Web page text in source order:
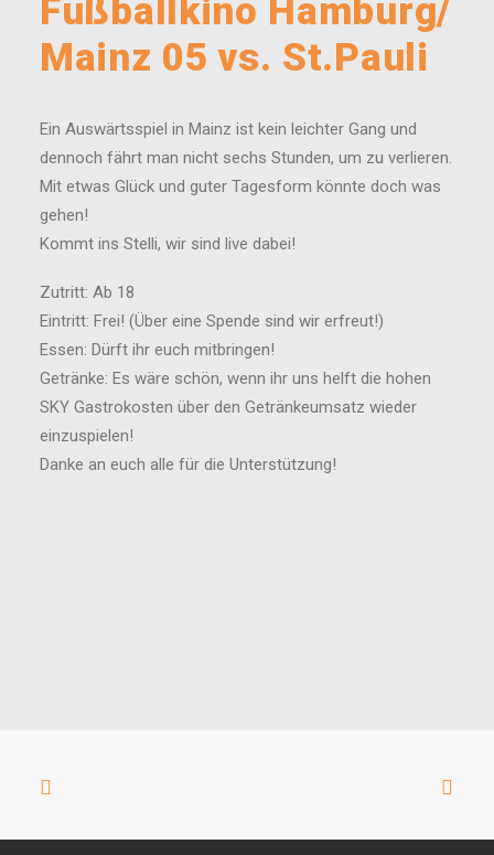
Fußballkino Hamburg/
Mainz 05 vs. St.Pauli
Ein Auswärtsspiel in Mainz ist kein leichter Gang und
dennoch fährt man nicht sechs Stunden, um zu verlieren.
Mit etwas Glück und guter Tagesform könnte doch was
gehen!
Kommt ins Stelli, wir sind live dabei!
Zutritt: Ab 18
Eintritt: Frei! (Über eine Spende sind wir erfreut!)
Essen: Dürft ihr euch mitbringen!
Getränke: Es wäre schön, wenn ihr uns helft die hohen
SKY Gastrokosten über den Getränkeumsatz wieder
einzuspielen!
Danke an euch alle für die Unterstützung!